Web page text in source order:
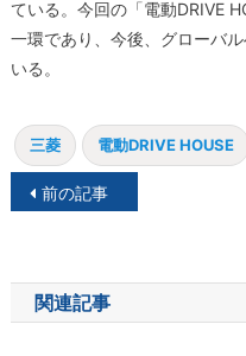
ている。今回の「電動DRIVE
一環であり、今後、グローバ
いる。
三菱 電動DRIVE HOUSE
投
ナ
ビ
前の記事
関連記事